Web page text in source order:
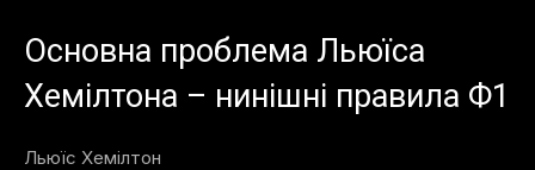
Основна проблема Льюїса
Хемілтона – нинішні правила Ф1
Льюїс Хемілтон